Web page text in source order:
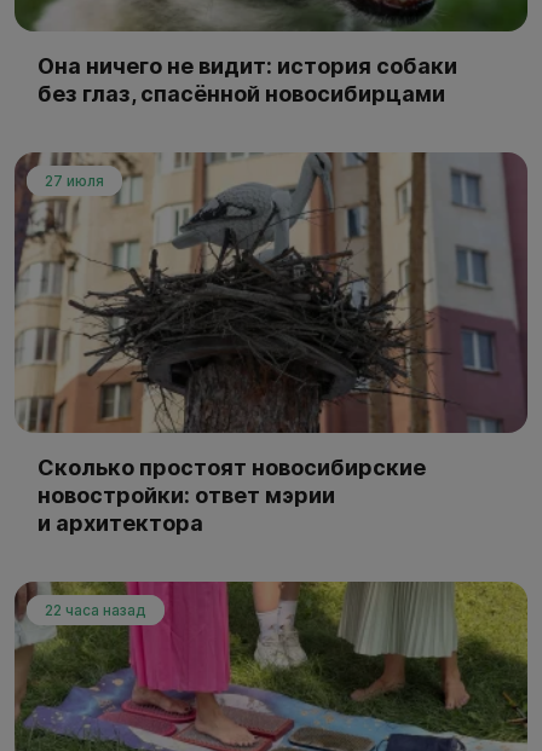
Она ничего не видит: история собаки
без глаз, спасённой новосибирцами
27 июля
Сколько простоят новосибирские
новостройки: ответ мэрии
и архитектора
22 часа назад